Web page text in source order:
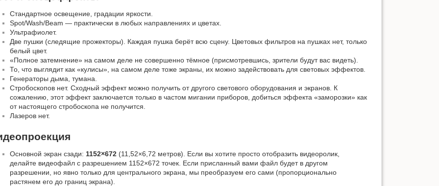
Стандартное освещение, градации яркости.
Spot/Wash/Beam — практически в любых направлениях и цветах.
Ультрафиолет.
Две пушки (следящие прожекторы). Каждая пушка берёт всю сцену. Цветовых фильтров на пушках нет, только
белый цвет.
«Полное затемнение» на самом деле не совершенно тёмное (присмотревшись, зрители будут вас видеть).
То, что выглядит как «кулисы», на самом деле тоже экраны, их можно задействовать для световых эффектов.
Генераторы дыма, тумана.
Стробоскопов нет. Сходный эффект можно получить от другого светового оборудования и экранов. К
сожалению, этот эффект заключается только в частом мигании приборов, добиться эффекта «заморозки» как
от настоящего стробоскопа не получится.
Лазеров нет.
Основной экран сзади: 1152×672 (11,52×6,72 метров). Если вы хотите просто отобразить видеоролик,
делайте видеофайл с разрешением 1152×672 точек. Если присланный вами файл будет в другом
разрешении, но явно только для центрального экрана, мы преобразуем его сами (пропорционально
растянем его до границ экрана).